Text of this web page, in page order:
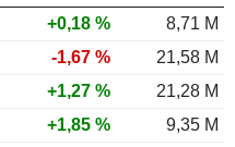
+0,18 %
8,71 M
-1,67 %
21,58 M
+1,27 %
21,28 M
+1,85 %
9,35 M